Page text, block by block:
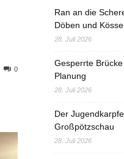
0
Ran an die
Döben und
28. Juli 2026
Gesperrte
Planung
28. Juli 2026
Der
Großpötzschau
28. Juli 2026